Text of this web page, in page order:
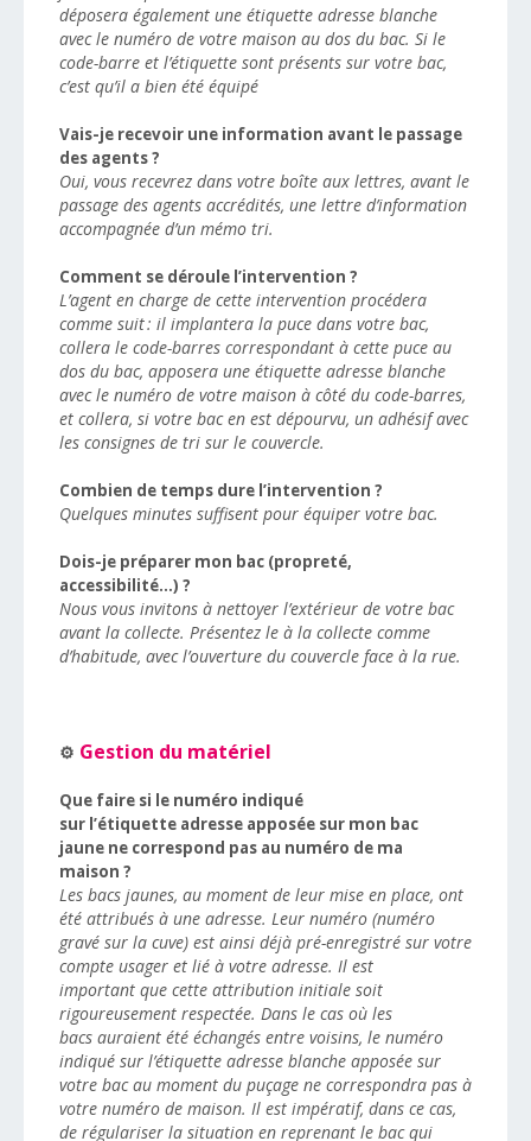
déposera également une étiquette adresse blanche
avec le numéro de votre maison au dos du bac. Si le
code-barre et l’étiquette sont présents sur votre bac,
c’est qu’il a bien été équipé
Vais-je recevoir une information avant le passage
des agents ?
Oui, vous recevrez dans votre boîte aux lettres, avant le
passage des agents accrédités, une lettre d’information
accompagnée d’un mémo tri.
Comment se déroule l’intervention ?
L’agent en charge de cette intervention procédera
comme suit : il implantera la puce dans votre bac,
collera le code-barres correspondant à cette puce au
dos du bac, apposera une étiquette adresse blanche
avec le numéro de votre maison à côté du code-barres,
et collera, si votre bac en est dépourvu, un adhésif avec
les consignes de tri sur le couvercle.
Combien de temps dure l’intervention ?
Quelques minutes suffisent pour équiper votre bac.
Dois-je préparer mon bac (propreté,
accessibilité…) ?
Nous vous invitons à nettoyer l’extérieur de votre bac
avant la collecte. Présentez le à la collecte comme
d’habitude, avec l’ouverture du couvercle face à la rue.
⚙️ Gestion du matériel
Que faire si le numéro indiqué
sur l’étiquette adresse apposée sur mon bac
jaune ne correspond pas au numéro de ma
maison ?
Les bacs jaunes, au moment de leur mise en place, ont
été attribués à une adresse. Leur numéro (numéro
gravé sur la cuve) est ainsi déjà pré-enregistré sur votre
compte usager et lié à votre adresse. Il est
important que cette attribution initiale soit
rigoureusement respectée. Dans le cas où les
bacs auraient été échangés entre voisins, le numéro
indiqué sur l’étiquette adresse blanche apposée sur
votre bac au moment du puçage ne correspondra pas à
votre numéro de maison. Il est impératif, dans ce cas,
de régulariser la situation en reprenant le bac qui